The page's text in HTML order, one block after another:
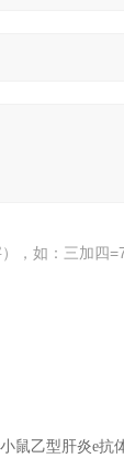
，如：三加四
小鼠乙型肝炎e抗